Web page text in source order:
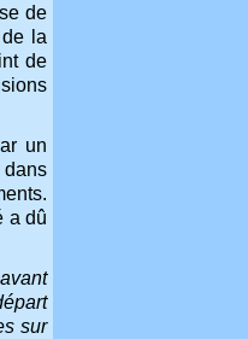
de
la
de
un
dans
a dû
sur